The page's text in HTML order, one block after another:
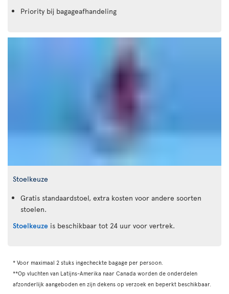
Priority bij bagageafhandeling
Stoelkeuze
Gratis standaardstoel, extra kosten voor andere soorten
stoelen.
Stoelkeuze is beschikbaar tot 24 uur voor vertrek.
* Voor maximaal 2 stuks ingecheckte bagage per persoon.
**Op vluchten van Latijns-Amerika naar Canada worden de onderdelen
afzonderlijk aangeboden en zijn dekens op verzoek en beperkt beschikbaar.